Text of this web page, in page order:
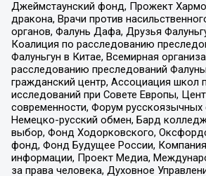
Джеймстаунский фонд, Прожект
дракона, Врачи против
органов, Фалунь Дафа, Друзья
Коалиция по расследованию
Фалуньгун в Китае, Всемирная
расследованию преследований
гражданский центр, Ассоциация школ
исследований при Совете Европы,
современности, Форум русскоязычных
Немецко-русский обмен, Бард
выбор, Фонд Ходорковского,
фонд, Фонд Будущее России,
информации, Проект Медиа,
за права человека, Духовное